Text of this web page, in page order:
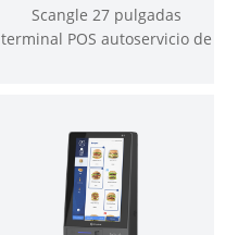
Scangle 27 pulgadas
terminal POS autoservicio de